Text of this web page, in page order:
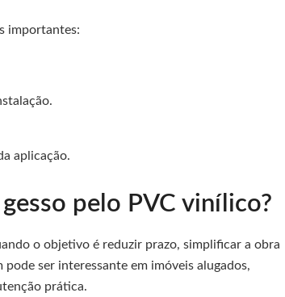
importantes:
aplicação.
pelo PVC vinílico?
o objetivo é reduzir prazo, simplificar a obra
pode ser interessante em imóveis alugados,
prática.